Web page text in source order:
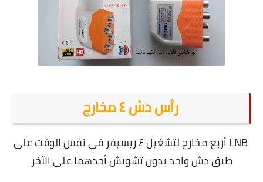
رأس دش ٤ مخارج
LNB أربع مخارج لتشغيل ٤ ريسيفر في نفس الوقت على
طبق دش واحد بدون تشويش أحدهما على الآخر